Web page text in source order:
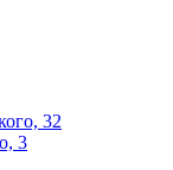
32
3